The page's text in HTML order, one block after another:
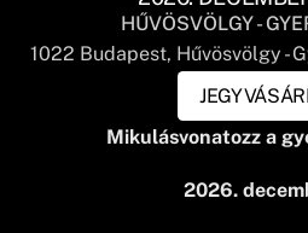
HŰVÖSVÖLGY -
1022 Budapest, Hűvösvölgy -
Mikulásvonatozz a
2026.